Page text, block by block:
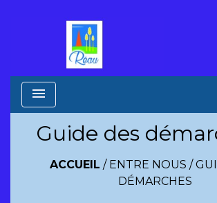
menu
Guide des
ACCUEIL / ENTRE NOUS /
DÉMARCHES